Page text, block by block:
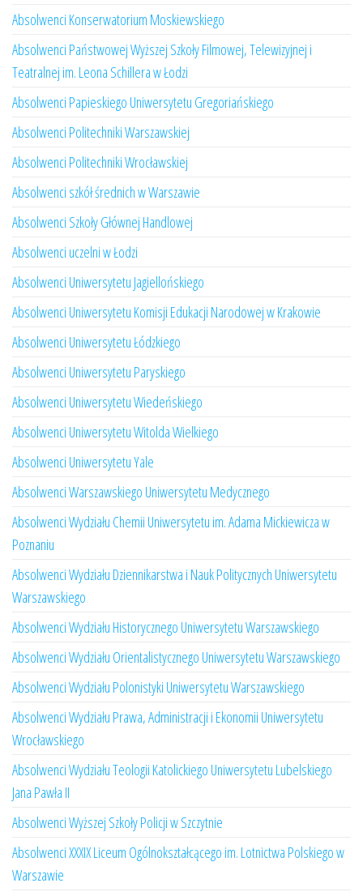
Absolwenci Konserwatorium Moskiewskiego
Absolwenci Państwowej Wyższej Szkoły Filmowej, Telewizyjnej i
Teatralnej im. Leona Schillera w Łodzi
Absolwenci Papieskiego Uniwersytetu Gregoriańskiego
Absolwenci Politechniki Warszawskiej
Absolwenci Politechniki Wrocławskiej
Absolwenci szkół średnich w Warszawie
Absolwenci Szkoły Głównej Handlowej
Absolwenci uczelni w Łodzi
Absolwenci Uniwersytetu Jagiellońskiego
Absolwenci Uniwersytetu Komisji Edukacji Narodowej w Krakowie
Absolwenci Uniwersytetu Łódzkiego
Absolwenci Uniwersytetu Paryskiego
Absolwenci Uniwersytetu Wiedeńskiego
Absolwenci Uniwersytetu Witolda Wielkiego
Absolwenci Uniwersytetu Yale
Absolwenci Warszawskiego Uniwersytetu Medycznego
Absolwenci Wydziału Chemii Uniwersytetu im. Adama Mickiewicza w
Poznaniu
Absolwenci Wydziału Dziennikarstwa i Nauk Politycznych Uniwersytetu
Warszawskiego
Absolwenci Wydziału Historycznego Uniwersytetu Warszawskiego
Absolwenci Wydziału Orientalistycznego Uniwersytetu Warszawskiego
Absolwenci Wydziału Polonistyki Uniwersytetu Warszawskiego
Absolwenci Wydziału Prawa, Administracji i Ekonomii Uniwersytetu
Wrocławskiego
Absolwenci Wydziału Teologii Katolickiego Uniwersytetu Lubelskiego
Jana Pawła II
Absolwenci Wyższej Szkoły Policji w Szczytnie
Absolwenci XXXIX Liceum Ogólnokształcącego im. Lotnictwa Polskiego w
Warszawie